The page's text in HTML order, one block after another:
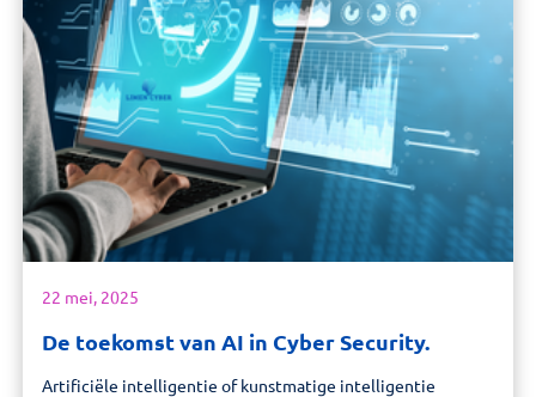
22 mei, 2025
De toekomst van AI in Cyber Security.
Artificiële intelligentie of kunstmatige intelligentie